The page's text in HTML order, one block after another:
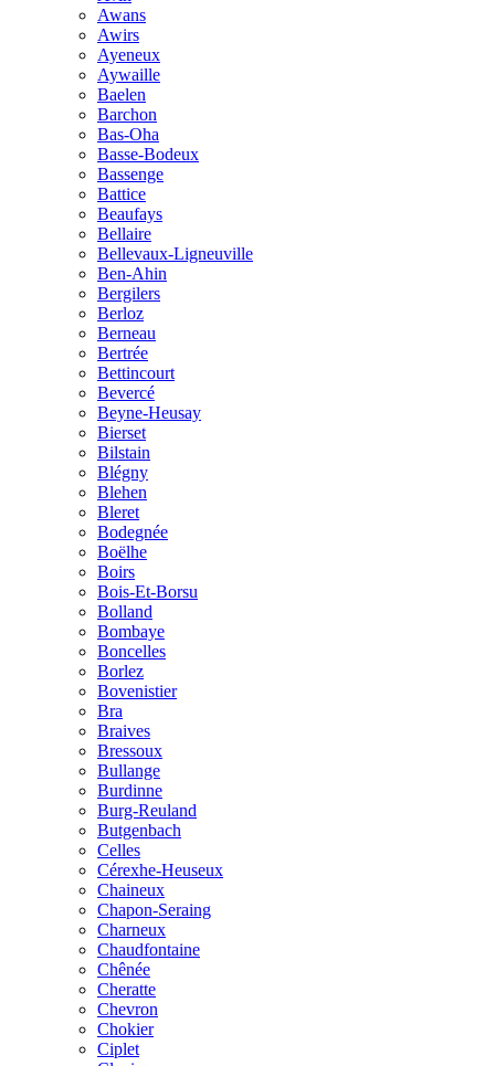
Awans
Awirs
Ayeneux
Aywaille
Baelen
Barchon
Bas-Oha
Basse-Bodeux
Bassenge
Battice
Beaufays
Bellaire
Bellevaux-Ligneuville
Ben-Ahin
Bergilers
Berloz
Berneau
Bertrée
Bettincourt
Bevercé
Beyne-Heusay
Bierset
Bilstain
Blégny
Blehen
Bleret
Bodegnée
Boëlhe
Boirs
Bois-Et-Borsu
Bolland
Bombaye
Boncelles
Borlez
Bovenistier
Bra
Braives
Bressoux
Bullange
Burdinne
Burg-Reuland
Butgenbach
Celles
Cérexhe-Heuseux
Chaineux
Chapon-Seraing
Charneux
Chaudfontaine
Chênée
Cheratte
Chevron
Chokier
Ciplet